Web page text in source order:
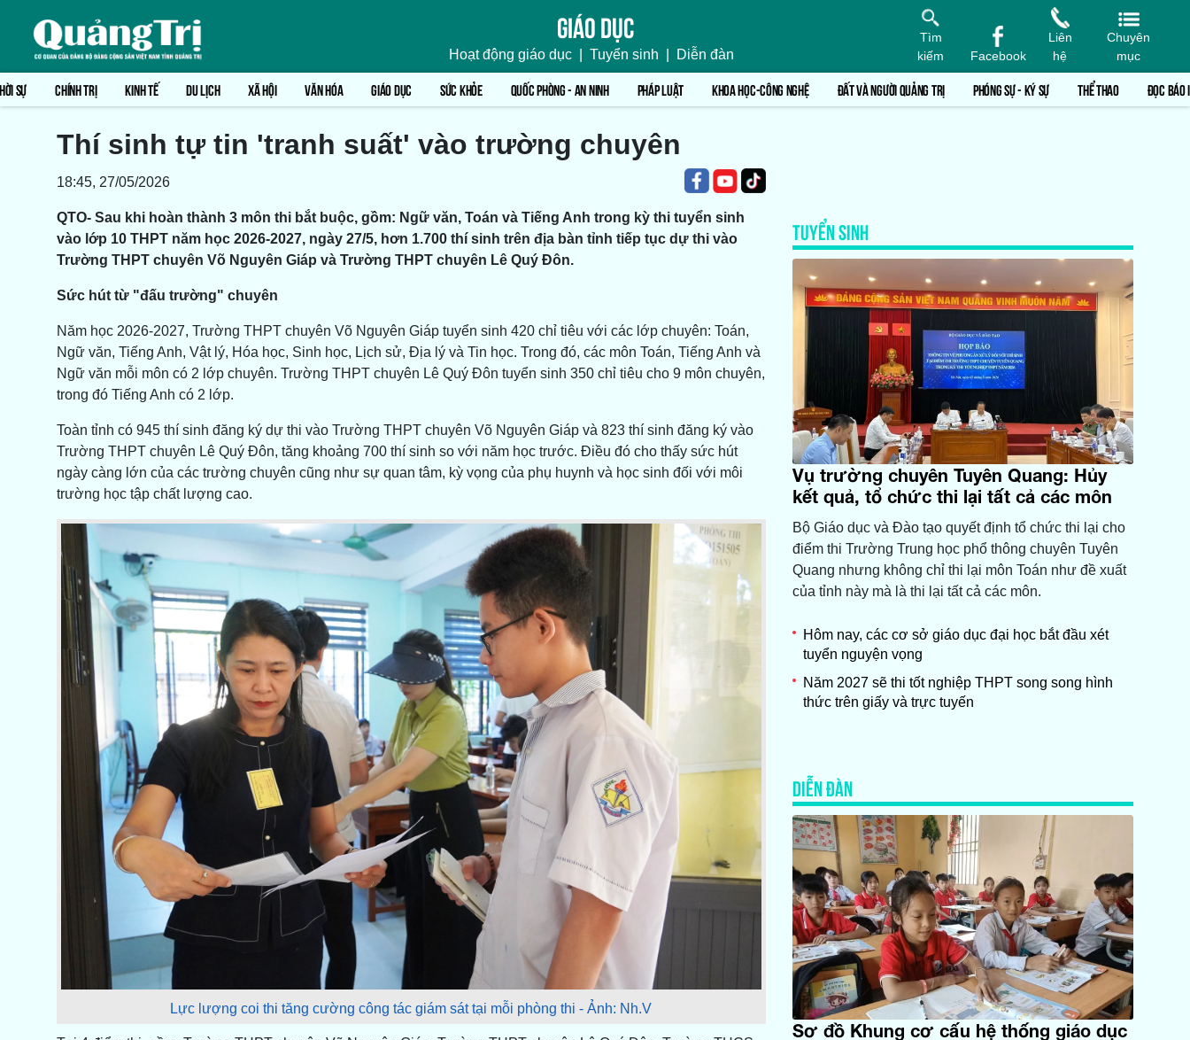
Giáo dục
Hoạt động giáo dục Tuyển sinh Diễn đàn
Tìm
kiếm
Facebook
Liên
hệ
Chuyên
mục
SỰ CHÍNH TRỊ KINH TẾ DU LỊCH XÃ HỘI VĂN HÓA GIÁO DỤC SỨC KHỎE QUỐC PHÒNG - AN NINH PHÁP LUẬT KHOA HỌC-CÔNG NGHỆ ĐẤT VÀ NGƯỜI QUẢNG TRỊ PHÓNG SỰ - KÝ SỰ THỂ THAO ĐỌC BÁO
Thí sinh tự tin 'tranh suất' vào trường chuyên
18:45, 27/05/2026
QTO- Sau khi hoàn thành 3 môn thi bắt buộc, gồm: Ngữ văn, Toán và Tiếng Anh trong kỳ thi tuyển sinh
vào lớp 10 THPT năm học 2026-2027, ngày 27/5, hơn 1.700 thí sinh trên địa bàn tỉnh tiếp tục dự thi vào
Trường THPT chuyên Võ Nguyên Giáp và Trường THPT chuyên Lê Quý Đôn.
Sức hút từ "đấu trường" chuyên
Năm học 2026-2027, Trường THPT chuyên Võ Nguyên Giáp tuyển sinh 420 chỉ tiêu với các lớp chuyên: Toán,
Ngữ văn, Tiếng Anh, Vật lý, Hóa học, Sinh học, Lịch sử, Địa lý và Tin học. Trong đó, các môn Toán, Tiếng Anh và
Ngữ văn mỗi môn có 2 lớp chuyên. Trường THPT chuyên Lê Quý Đôn tuyển sinh 350 chỉ tiêu cho 9 môn chuyên,
trong đó Tiếng Anh có 2 lớp.
Toàn tỉnh có 945 thí sinh đăng ký dự thi vào Trường THPT chuyên Võ Nguyên Giáp và 823 thí sinh đăng ký vào
Trường THPT chuyên Lê Quý Đôn, tăng khoảng 700 thí sinh so với năm học trước. Điều đó cho thấy sức hút
ngày càng lớn của các trường chuyên cũng như sự quan tâm, kỳ vọng của phụ huynh và học sinh đối với môi
trường học tập chất lượng cao.
Lực lượng coi thi tăng cường công tác giám sát tại mỗi phòng thi - Ảnh: Nh.V
TUYỂN SINH
Vụ trường chuyên Tuyên Quang: Hủy
kết quả, tổ chức thi lại tất cả các môn
Bộ Giáo dục và Đào tạo quyết định tổ chức thi lại cho
điểm thi Trường Trung học phổ thông chuyên Tuyên
Quang nhưng không chỉ thi lại môn Toán như đề xuất
của tỉnh này mà là thi lại tất cả các môn.
Hôm nay, các cơ sở giáo dục đại học bắt đầu xét
tuyển nguyện vọng
Năm 2027 sẽ thi tốt nghiệp THPT song song hình
thức trên giấy và trực tuyến
DIỄN ĐÀN
Sơ đồ Khung cơ cấu hệ thống giáo dục